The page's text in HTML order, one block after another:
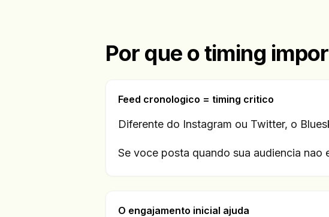
Por que o timing
Feed cronologico = timing critico
Diferente do Instagram ou Twitter, o
Se voce posta quando sua audiencia nao
O engajamento inicial ajuda